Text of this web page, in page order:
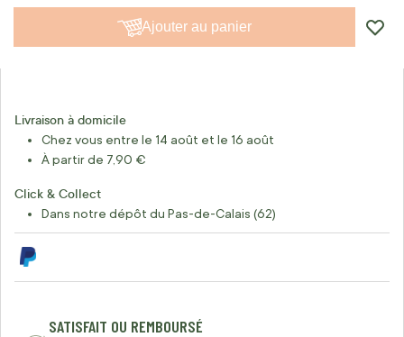
Ajouter au panier
Livraison à domicile
Chez vous entre le 14 août et le 16 août
À partir de 7,90 €
Click & Collect
Dans notre dépôt du Pas-de-Calais (62)
SATISFAIT OU REMBOURSÉ